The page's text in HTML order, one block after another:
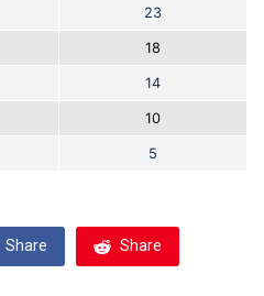
23
18
14
10
5
Share Share